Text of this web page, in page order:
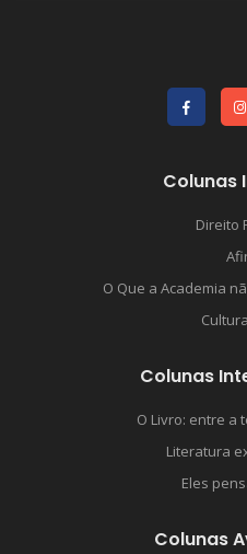
Colunas
Direito
O Que a Academia
Colunas
O Livro: entre a
Literatura
Eles
Colunas